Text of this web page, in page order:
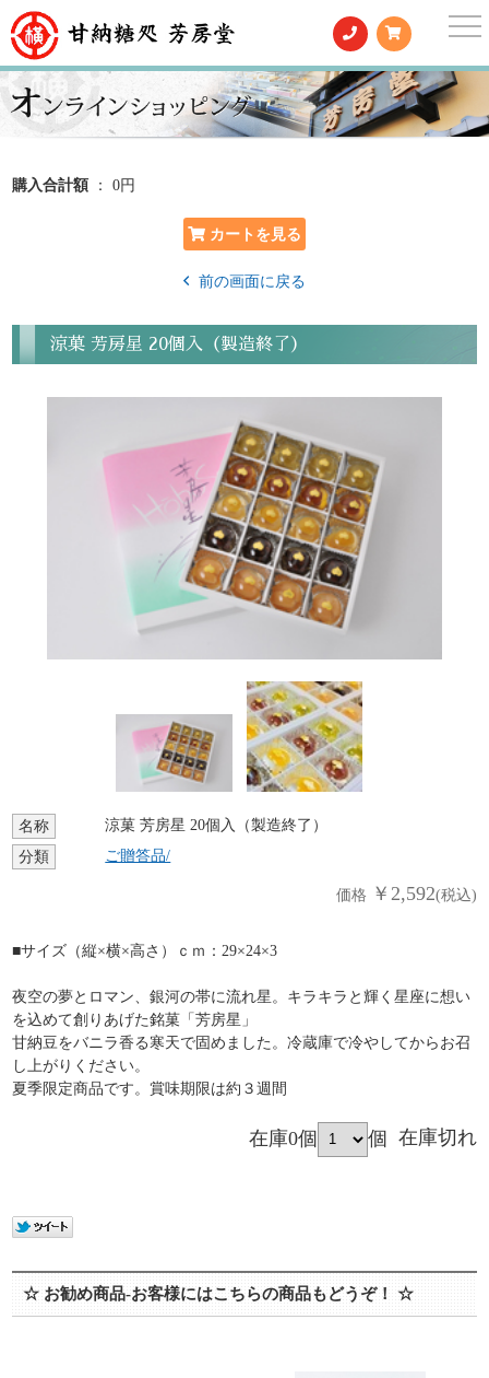
購入合計額 ： 0円
前の画面に戻る
涼菓 芳房星 20個入（製造終了）
名称
涼菓 芳房星 20個入（製造終了）
分類
ご贈答品/
価格 ￥2,592(税込)
■サイズ（縦×横×高さ）ｃｍ：29×24×3
夜空の夢とロマン、銀河の帯に流れ星。キラキラと輝く星座に想い
を込めて創りあげた銘菓「芳房星」
甘納豆をバニラ香る寒天で固めました。冷蔵庫で冷やしてからお召
し上がりください。
夏季限定商品です。賞味期限は約３週間
在庫0個 個 在庫切れ
☆ お勧め商品-お客様にはこちらの商品もどうぞ！ ☆